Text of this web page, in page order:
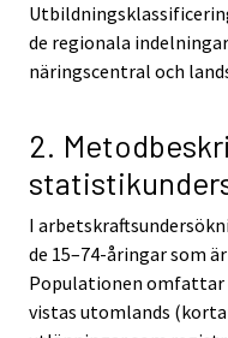
de regionala
näringscentral och
2.
I
de 15–74-åringar som
Populationen
vistas utomlands